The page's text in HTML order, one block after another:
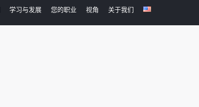
学习与发展 您的职业 视角 关于我们